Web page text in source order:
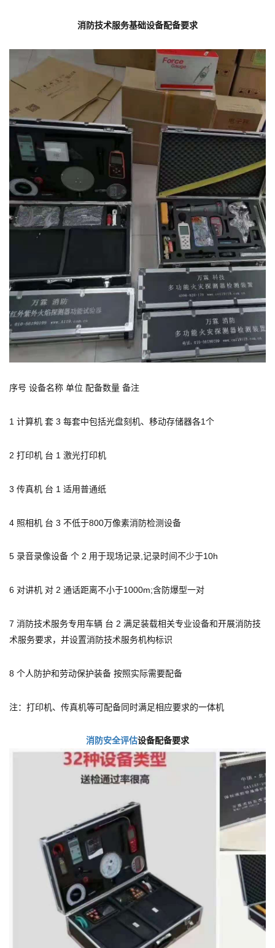
消防技术服务基础设备配备要求
序号 设备名称 单位 配备数量 备注
1 计算机 套 3 每套中包括光盘刻机、移动存储器各1个
2 打印机 台 1 激光打印机
3 传真机 台 1 适用普通纸
4 照相机 台 3 不低于800万像素消防检测设备
5 录音录像设备 个 2 用于现场记录,记录时间不少于10h
6 对讲机 对 2 通话距离不小于1000m;含防爆型一对
7 消防技术服务专用车辆 台 2 满足装载相关专业设备和开展消防技
术服务要求，并设置消防技术服务机构标识
8 个人防护和劳动保护装备 按照实际需要配备
注：打印机、传真机等可配备同时满足相应要求的一体机
消防安全评估设备配备要求